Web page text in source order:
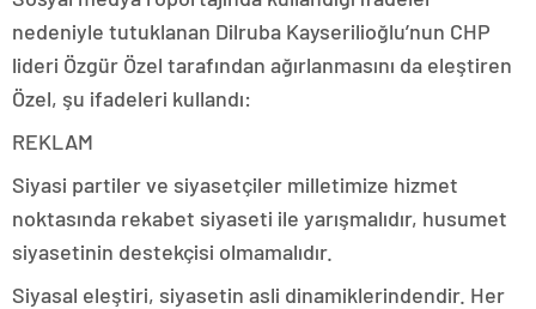
nedeniyle tutuklanan Dilruba Kayserilioğlu’nun CHP
lideri Özgür Özel tarafından ağırlanmasını da eleştiren
Özel, şu ifadeleri kullandı:
REKLAM
Siyasi partiler ve siyasetçiler milletimize hizmet
noktasında rekabet siyaseti ile yarışmalıdır, husumet
siyasetinin destekçisi olmamalıdır.
Siyasal eleştiri, siyasetin asli dinamiklerindendir. Her